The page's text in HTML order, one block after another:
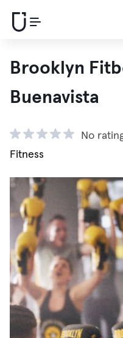
Brooklyn
Buenavista
No
Fitness